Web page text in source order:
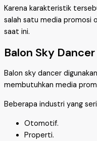
Karena karakteristik
salah satu media promosi
saat ini.
Balon Sky
Balon sky dancer
membutuhkan media
Beberapa industri yang
Otomotif.
Properti.